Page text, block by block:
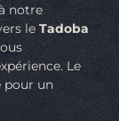
notre
leTadoba
Le
pour un